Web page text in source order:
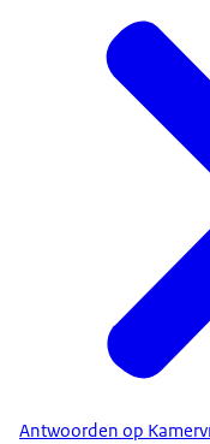
Antwoorden op